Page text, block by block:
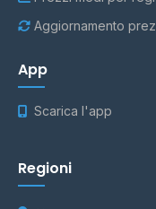
Aggiornamento
App
Scarica l'app
Regioni